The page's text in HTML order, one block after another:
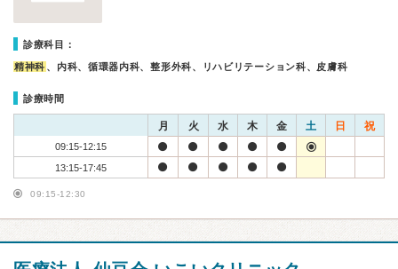
診療科目：
精神科 、内科、循環器内科、整形外科、リハビリテーション科、皮膚科
診療時間
月 火 水 木 金 土 日 祝
09:15-12:15
13:15-17:45
09:15-12:30